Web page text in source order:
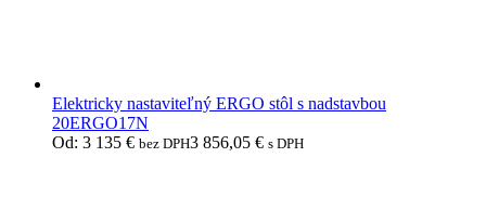
Elektricky nastaviteľný ERGO stôl s nadstavbou
20ERGO17N
Od: 3 135 € bez DPH3 856,05 € s DPH